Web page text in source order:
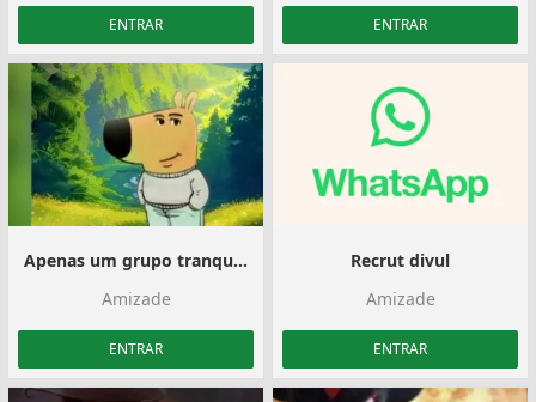
ENTRAR ENTRAR
Apenas um grupo tranquilo
Amizade
ENTRAR
Recrut divul
Amizade
ENTRAR